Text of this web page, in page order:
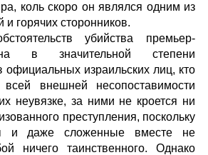
коль скоро он являлся одним из
и горячих сторонников.
убийства премьер-
в значительной степени
официальных израильских лиц, кто
всей внешней несопоставимости
неувязке, за ними не кроется ни
преступления, поскольку
и даже сложенные вместе не
ничего таинственного. Однако